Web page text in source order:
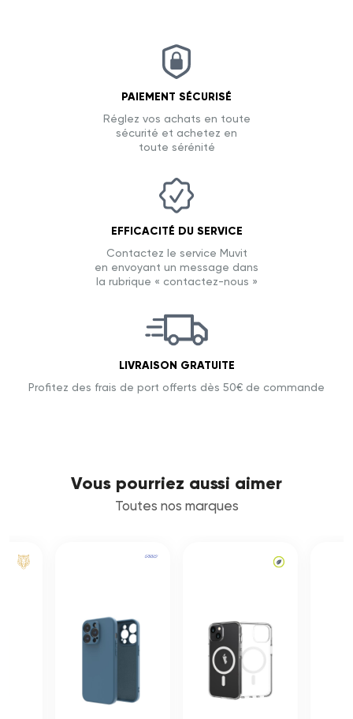
PAIEMENT SÉCURISÉ
Réglez vos achats en toute
sécurité et achetez en
toute sérénité
EFFICACITÉ DU SERVICE
Contactez le service Muvit
en envoyant un message dans
la rubrique « contactez-nous »
LIVRAISON GRATUITE
Profitez des frais de port offerts dès 50€ de commande
Vous pourriez aussi aimer
Toutes nos marques